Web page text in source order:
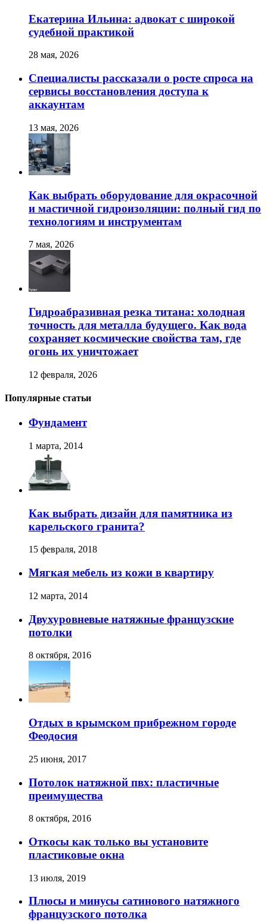
Екатерина Ильина: адвокат с широкой
судебной практикой
28 мая, 2026
Специалисты рассказали о росте спроса на
сервисы восстановления доступа к
аккаунтам
13 мая, 2026
Как выбрать оборудование для окрасочной
и мастичной гидроизоляции: полный гид по
технологиям и инструментам
7 мая, 2026
Гидроабразивная резка титана: холодная
точность для металла будущего. Как вода
сохраняет космические свойства там, где
огонь их уничтожает
12 февраля, 2026
Популярные статьи
Фундамент
1 марта, 2014
Как выбрать дизайн для памятника из
карельского гранита?
15 февраля, 2018
Мягкая мебель из кожи в квартиру
12 марта, 2014
Двухуровневые натяжные французские
потолки
8 октября, 2016
Отдых в крымском прибрежном городе
Феодосия
25 июня, 2017
Потолок натяжной пвх: пластичные
преимущества
8 октября, 2016
Откосы как только вы установите
пластиковые окна
13 июля, 2019
Плюсы и минусы сатинового натяжного
французского потолка